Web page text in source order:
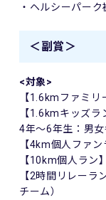
・ヘルシーパー
＜副賞＞
<対象>
【1.6kmファミ
【1.6kmキッズ
4年～6年生：男女
【4km個人ファ
【10km個人ラン
【2時間リレーラ
チーム）